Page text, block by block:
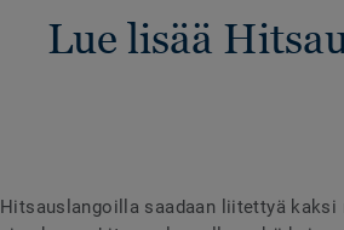
Lue lisää
Hitsauslangoilla saadaan liitettyä